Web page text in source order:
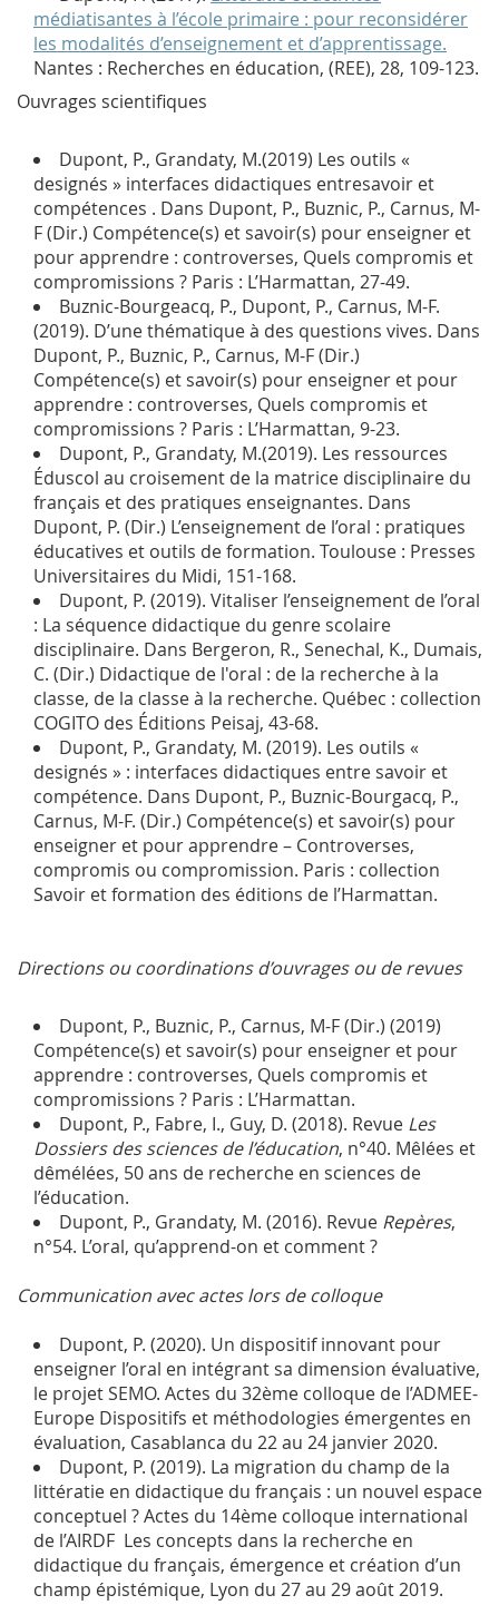
médiatisantes à l’école primaire : pour reconsidérer
les modalités d’enseignement et d’apprentissage.
Nantes : Recherches en éducation, (REE), 28, 109-123.
Ouvrages scientifiques
Dupont, P., Grandaty, M.(2019) Les outils «
designés » interfaces didactiques entresavoir et
compétences . Dans Dupont, P., Buznic, P., Carnus, M-
F (Dir.) Compétence(s) et savoir(s) pour enseigner et
pour apprendre : controverses, Quels compromis et
compromissions ? Paris : L’Harmattan, 27-49.
Buznic-Bourgeacq, P., Dupont, P., Carnus, M-F.
(2019). D’une thématique à des questions vives. Dans
Dupont, P., Buznic, P., Carnus, M-F (Dir.)
Compétence(s) et savoir(s) pour enseigner et pour
apprendre : controverses, Quels compromis et
compromissions ? Paris : L’Harmattan, 9-23.
Dupont, P., Grandaty, M.(2019). Les ressources
Éduscol au croisement de la matrice disciplinaire du
français et des pratiques enseignantes. Dans
Dupont, P. (Dir.) L’enseignement de l’oral : pratiques
éducatives et outils de formation. Toulouse : Presses
Universitaires du Midi, 151-168.
Dupont, P. (2019). Vitaliser l’enseignement de l’oral
: La séquence didactique du genre scolaire
disciplinaire. Dans Bergeron, R., Senechal, K., Dumais,
C. (Dir.) Didactique de l'oral : de la recherche à la
classe, de la classe à la recherche. Québec : collection
COGITO des Éditions Peisaj, 43-68.
Dupont, P., Grandaty, M. (2019). Les outils «
designés » : interfaces didactiques entre savoir et
compétence. Dans Dupont, P., Buznic-Bourgacq, P.,
Carnus, M-F. (Dir.) Compétence(s) et savoir(s) pour
enseigner et pour apprendre – Controverses,
compromis ou compromission. Paris : collection
Savoir et formation des éditions de l’Harmattan.
Directions ou coordinations d’ouvrages ou de revues
Dupont, P., Buznic, P., Carnus, M-F (Dir.) (2019)
Compétence(s) et savoir(s) pour enseigner et pour
apprendre : controverses, Quels compromis et
compromissions ? Paris : L’Harmattan.
Dupont, P., Fabre, I., Guy, D. (2018). Revue Les
Dossiers des sciences de l’éducation, n°40. Mêlées et
dêmélées, 50 ans de recherche en sciences de
l’éducation.
Dupont, P., Grandaty, M. (2016). Revue Repères,
n°54. L’oral, qu’apprend-on et comment ?
Communication avec actes lors de colloque
Dupont, P. (2020). Un dispositif innovant pour
enseigner l’oral en intégrant sa dimension évaluative,
le projet SEMO. Actes du 32ème colloque de l’ADMEE-
Europe Dispositifs et méthodologies émergentes en
évaluation, Casablanca du 22 au 24 janvier 2020.
Dupont, P. (2019). La migration du champ de la
littératie en didactique du français : un nouvel espace
conceptuel ? Actes du 14ème colloque international
de l’AIRDF Les concepts dans la recherche en
didactique du français, émergence et création d’un
champ épistémique, Lyon du 27 au 29 août 2019.